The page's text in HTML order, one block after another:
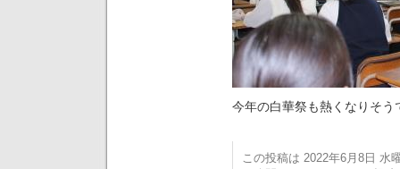
今年の白華祭も熱くなりそう
この投稿は 2022年6月8日 水